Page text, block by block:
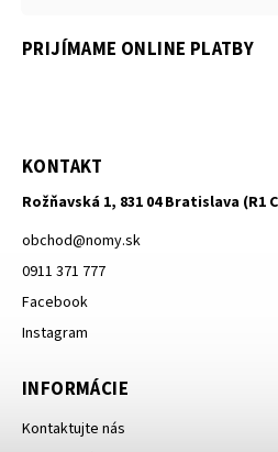
PRIJÍMAME ONLINE PLATBY
KONTAKT
Rožňavská 1, 831 04 Bratislava (R1
obchod@nomy.sk
0911 371 777
Facebook
Instagram
INFORMÁCIE
Kontaktujte nás